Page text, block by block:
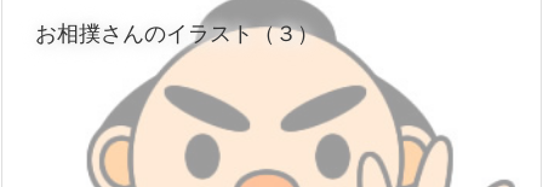
お相撲さんのイラスト（３）